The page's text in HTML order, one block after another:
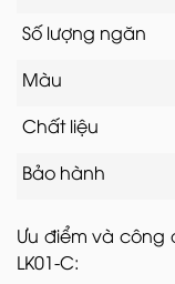
Số lượng ngăn
Màu
Chất liệu
Bảo hành
Ưu điểm và công
LK01-C: